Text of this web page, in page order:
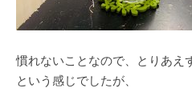
慣れないことなので、とりあえ
という感じでしたが、